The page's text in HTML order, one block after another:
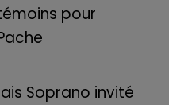
pour
Soprano invité